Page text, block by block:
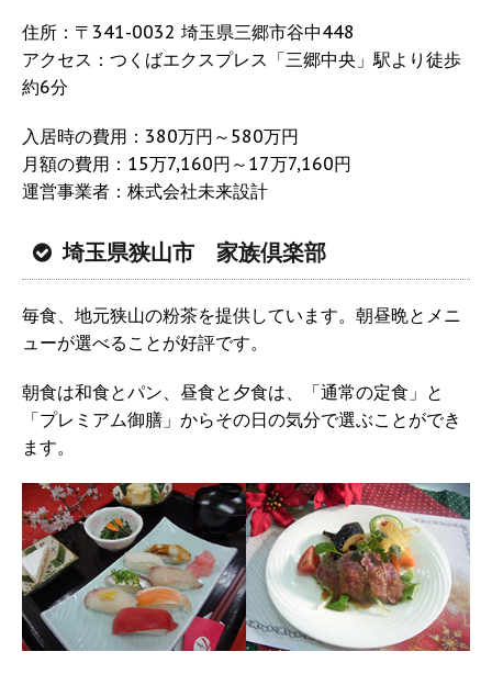
住所：〒341-0032 埼玉県三郷市谷中448
アクセス：つくばエクスプレス「三郷中央」駅より徒歩
約6分
入居時の費用：380万円～580万円
月額の費用：15万7,160円～17万7,160円
運営事業者：株式会社未来設計
埼玉県狭山市 家族倶楽部
毎食、地元狭山の粉茶を提供しています。朝昼晩とメニ
ューが選べることが好評です。
朝食は和食とパン、昼食と夕食は、「通常の定食」と
「プレミアム御膳」からその日の気分で選ぶことができ
ます。